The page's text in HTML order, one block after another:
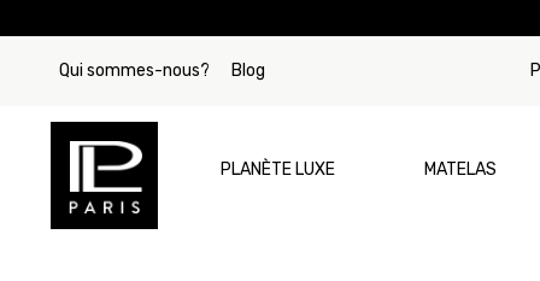
Qui sommes-nous? Blog
PLANÈTE LUXE MATELAS